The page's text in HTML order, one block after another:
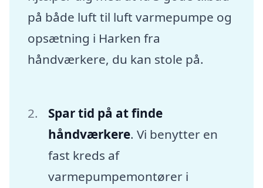
på både luft til luft varmepumpe og
opsætning i Harken fra
håndværkere, du kan stole på.
Spar tid på at finde
håndværkere. Vi benytter en
fast kreds af
varmepumpemontører i